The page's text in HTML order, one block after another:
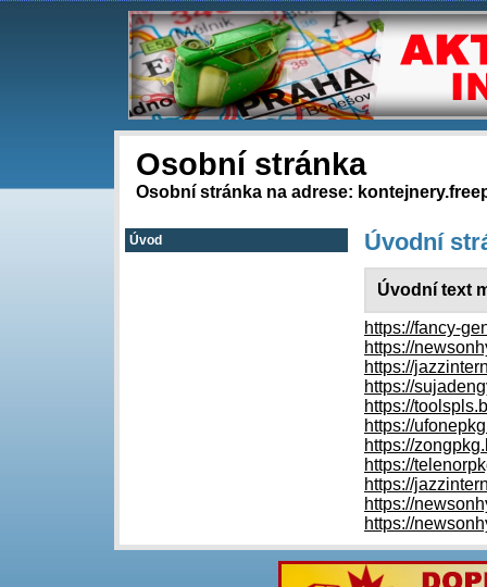
Osobní stránka
Osobní stránka na adrese:
Úvodní
Úvodní text
https://fancy-
https://
https://
https://
https://
https://
https://
https://
https://
https://
https://
Úvod